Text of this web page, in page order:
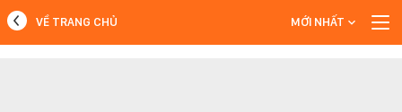
VỀ TRANG CHỦ MỚI NHẤT